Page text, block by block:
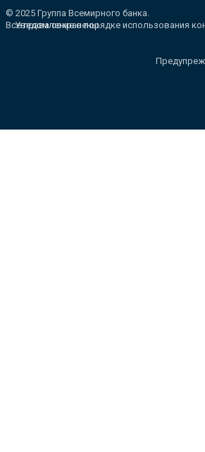
© 2025 Группа Всемирного банка.
Все права сохранены.
Уведомление о порядке использования